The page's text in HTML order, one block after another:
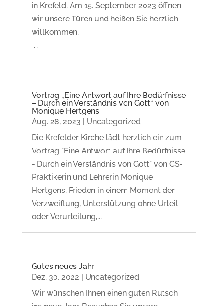
in Krefeld. Am 15. September 2023 öffnen
wir unsere Türen und heißen Sie herzlich
willkommen.
...
Vortrag „Eine Antwort auf Ihre Bedürfnisse
– Durch ein Verständnis von Gott“ von
Monique Hertgens
Aug. 28, 2023 | Uncategorized
Die Krefelder Kirche lädt herzlich ein zum
Vortrag "Eine Antwort auf Ihre Bedürfnisse
- Durch ein Verständnis von Gott" von CS-
Praktikerin und Lehrerin Monique
Hertgens. Frieden in einem Moment der
Verzweiflung, Unterstützung ohne Urteil
oder Verurteilung,...
Gutes neues Jahr
Dez. 30, 2022 | Uncategorized
Wir wünschen Ihnen einen guten Rutsch